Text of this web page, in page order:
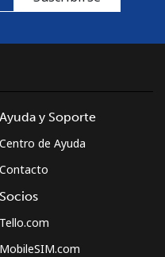
Ayuda y Soporte
Centro de Ayuda
Contacto
Socios
Tello.com
MobileSIM.com